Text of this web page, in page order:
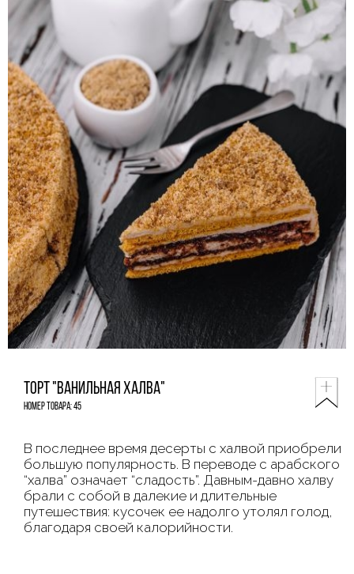
Торт "Ванильная халва"
Номер товара: 45
В последнее время десерты с халвой приобрели
большую популярность. В переводе с арабского
“халва” означает “сладость”. Давным-давно халву
брали с собой в далекие и длительные
путешествия: кусочек ее надолго утолял голод,
благодаря своей калорийности.